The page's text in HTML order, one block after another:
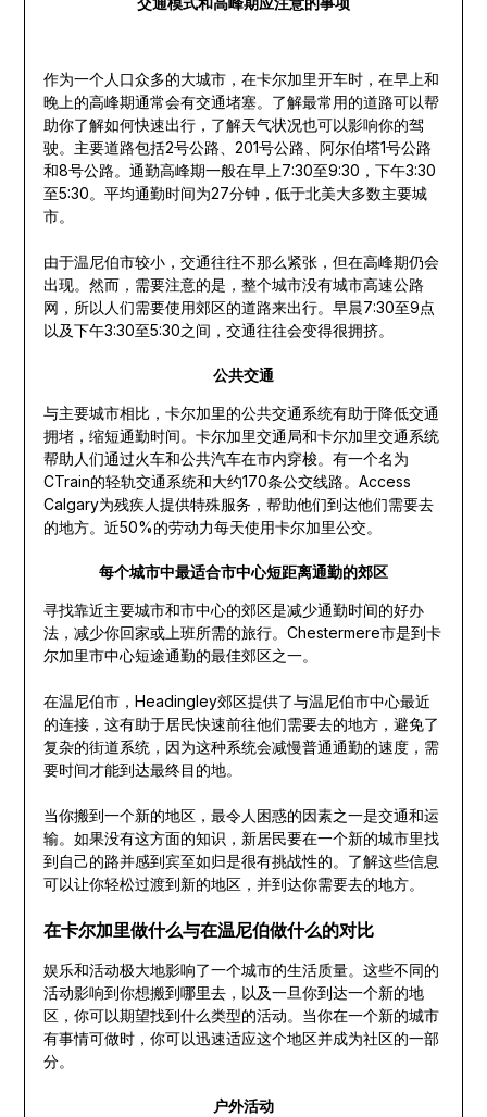
作为一个人口众多的大城市，在卡尔加里开车时，在早上和
晚上的高峰期通常会有交通堵塞。了解最常用的道路可以帮
助你了解如何快速出行，了解天气状况也可以影响你的驾
驶。主要道路包括2号公路、201号公路、阿尔伯塔1号公路
和8号公路。通勤高峰期一般在早上7:30至9:30，下午3:30
至5:30。平均通勤时间为27分钟，低于北美大多数主要城
市。
由于温尼伯市较小，交通往往不那么紧张，但在高峰期仍会
出现。然而，需要注意的是，整个城市没有城市高速公路
网，所以人们需要使用郊区的道路来出行。早晨7:30至9点
以及下午3:30至5:30之间，交通往往会变得很拥挤。
公共交通
与主要城市相比，卡尔加里的公共交通系统有助于降低交通
拥堵，缩短通勤时间。卡尔加里交通局和卡尔加里交通系统
帮助人们通过火车和公共汽车在市内穿梭。有一个名为
CTrain的轻轨交通系统和大约170条公交线路。Access
Calgary为残疾人提供特殊服务，帮助他们到达他们需要去
的地方。近50%的劳动力每天使用卡尔加里公交。
每个城市中最适合市中心短距离通勤的郊区
寻找靠近主要城市和市中心的郊区是减少通勤时间的好办
法，减少你回家或上班所需的旅行。Chestermere市是到卡
尔加里市中心短途通勤的最佳郊区之一。
在温尼伯市，Headingley郊区提供了与温尼伯市中心最近
的连接，这有助于居民快速前往他们需要去的地方，避免了
复杂的街道系统，因为这种系统会减慢普通通勤的速度，需
要时间才能到达最终目的地。
当你搬到一个新的地区，最令人困惑的因素之一是交通和运
输。如果没有这方面的知识，新居民要在一个新的城市里找
到自己的路并感到宾至如归是很有挑战性的。了解这些信息
可以让你轻松过渡到新的地区，并到达你需要去的地方。
在卡尔加里做什么与在温尼伯做什么的对比
娱乐和活动极大地影响了一个城市的生活质量。这些不同的
活动影响到你想搬到哪里去，以及一旦你到达一个新的地
区，你可以期望找到什么类型的活动。当你在一个新的城市
有事情可做时，你可以迅速适应这个地区并成为社区的一部
分。
户外活动